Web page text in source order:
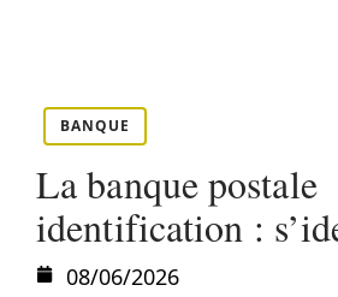
BANQUE
La banque postale
identification :
08/06/2026